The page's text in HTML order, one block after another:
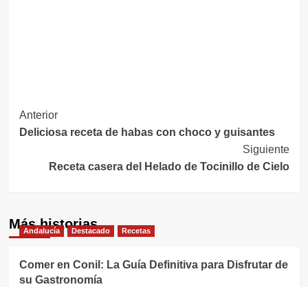
Navegación
de
entradas
Anterior
Deliciosa receta de habas con choco y guisantes
Siguiente
Receta casera del Helado de Tocinillo de Cielo
Más historias
Andalucía Destacado Recetas
Comer en Conil: La Guía Definitiva para Disfrutar de
su Gastronomía